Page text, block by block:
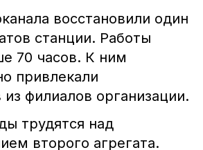
восстановили один
станции. Работы
70 часов. К ним
привлекали
из филиалов организации.
трудятся над
второго агрегата.